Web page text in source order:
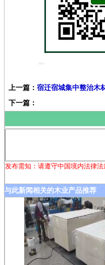
上一篇： 宿迁宿城集中整治木
下一篇：
发布需知：请遵守中国境内法律
与此新闻相关的木业产品推荐